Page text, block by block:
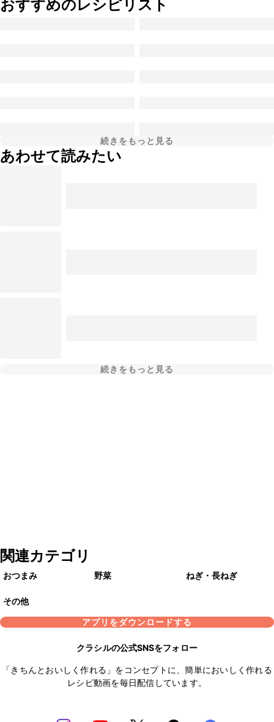
おすすめのレシピリスト
続きをもっと見る
あわせて読みたい
続きをもっと見る
関連カテゴリ
おつまみ 野菜 ねぎ・長ねぎ
その他
アプリをダウンロードする
クラシルの公式SNSをフォロー
「きちんとおいしく作れる」をコンセプトに、簡単においしく作れる
レシピ動画を毎日配信しています。